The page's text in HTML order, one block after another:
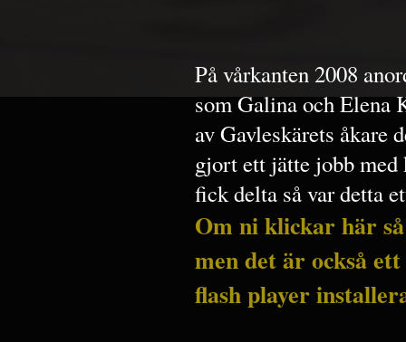
På vårkanten 2008
som Galina och Elena
av Gavleskärets åkare
gjort ett jätte jobb med
fick delta så var detta
Om ni klickar här
men det är också
flash player